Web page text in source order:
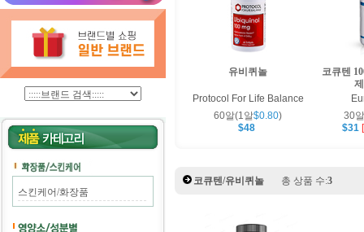
스킨케어/화장품
유비퀴놀
Protocol For Life Balance
60알(1알$0.80)
$48
코큐텐
30
$31
코큐텐/유비퀴놀 총 상품 수:3